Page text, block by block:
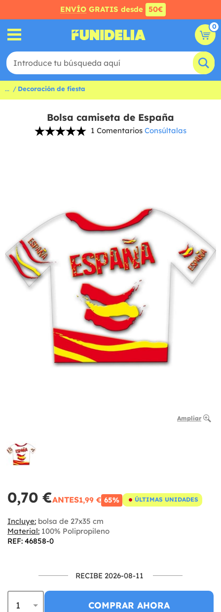
ENVÍO GRATIS desde 50€
0
... Decoración de fiesta
Bolsa camiseta de España
1 Comentarios Consúltalas
Ampliar
0,70 €ANTES1,99 € 65% ÚLTIMAS UNIDADES
Incluye: bolsa de 27x35 cm
Material: 100% Polipropileno
REF: 46858-0
RECIBE 2026-08-11
COMPRAR AHORA